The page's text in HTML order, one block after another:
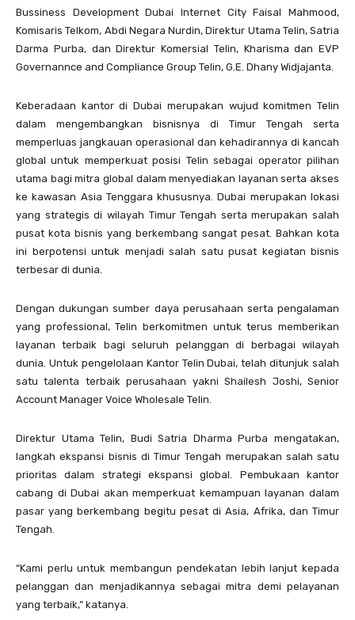
Bussiness Development Dubai Internet City Faisal Mahmood,
Komisaris Telkom, Abdi Negara Nurdin, Direktur Utama Telin, Satria
Darma Purba, dan Direktur Komersial Telin, Kharisma dan EVP
Governannce and Compliance Group Telin, G.E. Dhany Widjajanta.
Keberadaan kantor di Dubai merupakan wujud komitmen Telin
dalam mengembangkan bisnisnya di Timur Tengah serta
memperluas jangkauan operasional dan kehadirannya di kancah
global untuk memperkuat posisi Telin sebagai operator pilihan
utama bagi mitra global dalam menyediakan layanan serta akses
ke kawasan Asia Tenggara khususnya. Dubai merupakan lokasi
yang strategis di wilayah Timur Tengah serta merupakan salah
pusat kota bisnis yang berkembang sangat pesat. Bahkan kota
ini berpotensi untuk menjadi salah satu pusat kegiatan bisnis
terbesar di dunia.
Dengan dukungan sumber daya perusahaan serta pengalaman
yang professional, Telin berkomitmen untuk terus memberikan
layanan terbaik bagi seluruh pelanggan di berbagai wilayah
dunia. Untuk pengelolaan Kantor Telin Dubai, telah ditunjuk salah
satu talenta terbaik perusahaan yakni Shailesh Joshi, Senior
Account Manager Voice Wholesale Telin.
Direktur Utama Telin, Budi Satria Dharma Purba mengatakan,
langkah ekspansi bisnis di Timur Tengah merupakan salah satu
prioritas dalam strategi ekspansi global. Pembukaan kantor
cabang di Dubai akan memperkuat kemampuan layanan dalam
pasar yang berkembang begitu pesat di Asia, Afrika, dan Timur
Tengah.
“Kami perlu untuk membangun pendekatan lebih lanjut kepada
pelanggan dan menjadikannya sebagai mitra demi pelayanan
yang terbaik,” katanya.